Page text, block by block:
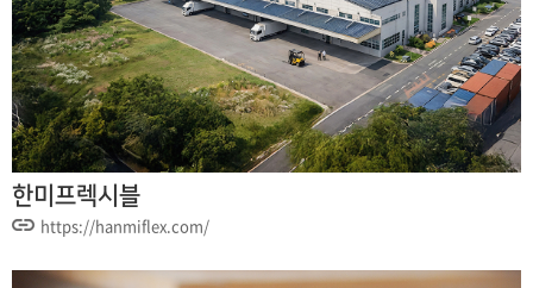
한미프렉시블
https://hanmiflex.com/